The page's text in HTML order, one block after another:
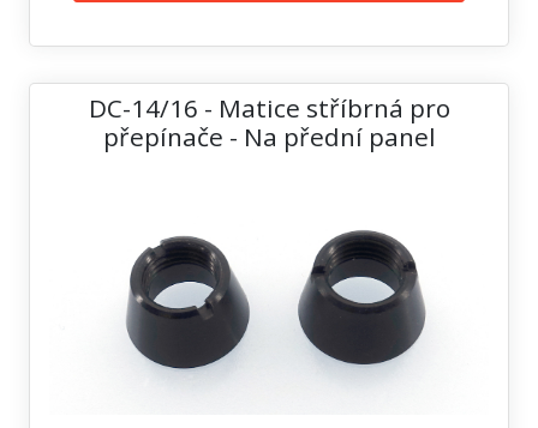
DC-14/16 - Matice stříbrná pro
přepínače - Na přední panel